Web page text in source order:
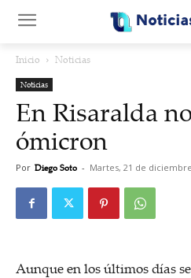
Inicio Noticias
Noticias
En Risaralda
ómicron
Por Diego Soto - Martes, 21 de
Aunque en los últimos días